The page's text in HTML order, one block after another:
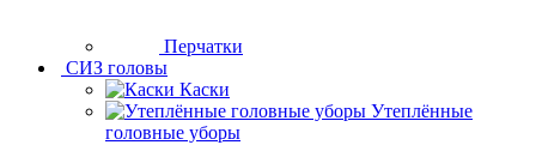
Перчатки
СИЗ головы
Каски
Утеплённые
головные уборы